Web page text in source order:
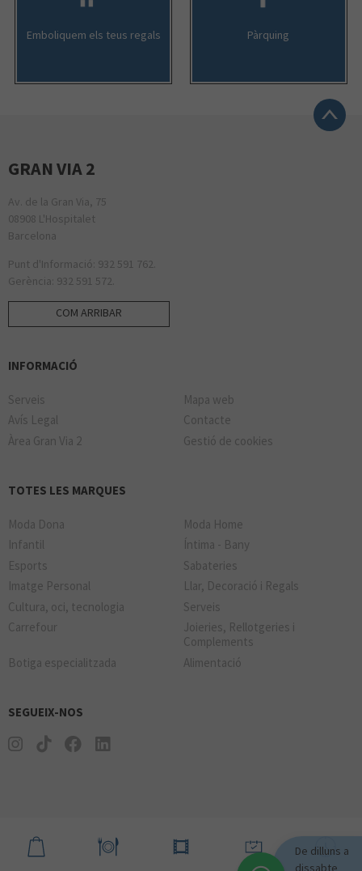
Emboliquem els teus regals Pàrquing
GRAN VIA 2
Av. de la Gran Via, 75
08908 L'Hospitalet
Barcelona
Punt d'Informació: 932 591 762.
Gerència: 932 591 572.
COM ARRIBAR
INFORMACIÓ
Serveis
Mapa web
Avís Legal
Contacte
Àrea Gran Via 2
Gestió de cookies
TOTES LES MARQUES
Moda Dona
Moda Home
Infantil
Íntima - Bany
Esports
Sabateries
Imatge Personal
Llar, Decoració i Regals
Cultura, oci, tecnologia
Serveis
Carrefour
Joieries, Rellotgeries i
Complements
Botiga especialitzada
Alimentació
SEGUEIX-NOS
De dilluns a
dissabte